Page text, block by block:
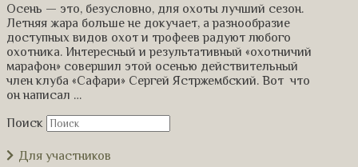
Осень — это, безусловно, для охоты лучший сезон.
Летняя жара больше не докучает, а разнообразие
доступных видов охот и трофеев радуют любого
охотника. Интересный и результативный «охотничий
марафон» совершил этой осенью действительный
член клуба «Сафари» Сергей Ястржембский. Вот что
он написал …
Поиск
Для участников